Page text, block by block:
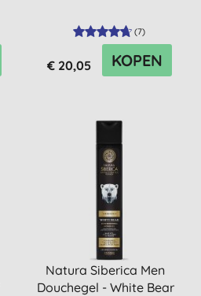
(7)
€ 20,05 KOPEN
Natura Siberica Men
Douchegel - White Bear